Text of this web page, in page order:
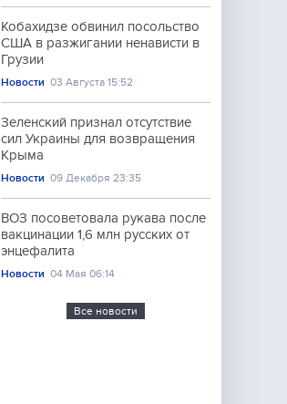
Кобахидзе обвинил посольство
США в разжигании ненависти в
Грузии
Новости 03 Августа 15:52
Зеленский признал отсутствие
сил Украины для возвращения
Крыма
Новости 09 Декабря 23:35
ВОЗ посоветовала рукава после
вакцинации 1,6 млн русских от
энцефалита
Новости 04 Мая 06:14
Все новости